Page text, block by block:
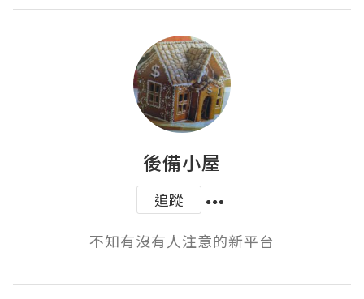
後備小屋
追蹤
不知有沒有人注意的新平台